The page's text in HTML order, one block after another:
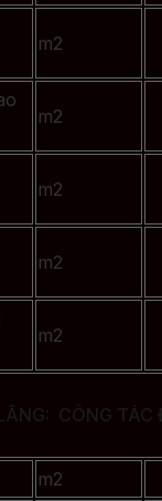
m2
m2
m2
m2
m2
CÔNG TÁC
m2